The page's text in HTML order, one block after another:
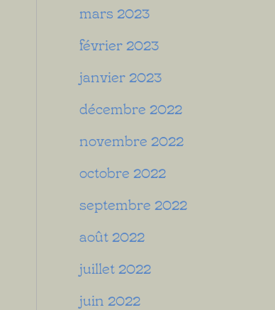
mars 2023
février 2023
janvier 2023
décembre 2022
novembre 2022
octobre 2022
septembre 2022
août 2022
juillet 2022
juin 2022